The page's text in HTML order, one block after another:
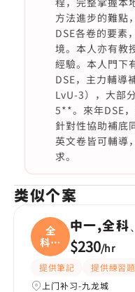
方法進步的難點
DSE各卷的要素
境。本人亦有教
經驗。本人門下
DSE，主力輔導
LvU-3），大部
5**。來年DSE
針對性協助補底
英文卷皆可輔導
求。
类似个案
全
科、
中国
中一,全科
$230/hr
提供筆記 提供練習
上门补习-九龙城